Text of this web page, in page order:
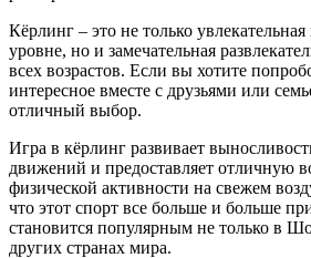
Кёрлинг – это не только
уровне, но и замечательная
всех возрастов. Если вы хотите
интересное вместе с друзьями или
отличный выбор.
Игра в кёрлинг развивает
движений и предоставляет отличную
физической активности на свежем
что этот спорт все больше и больше
становится популярным не только в
других странах мира.